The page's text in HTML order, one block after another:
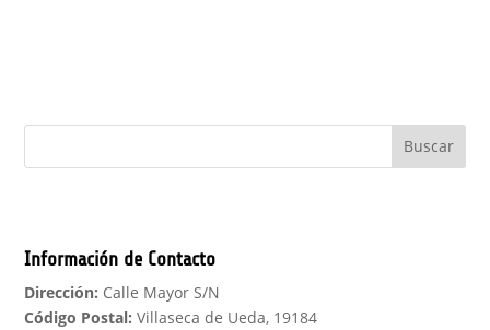
Buscar
Información de Contacto
Dirección: Calle Mayor S/N
Código Postal: Villaseca de Ueda, 19184